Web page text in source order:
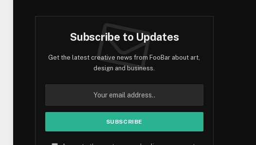
Subscribe to Updates
Get the latest creative news from FooBar about art,
design and business.